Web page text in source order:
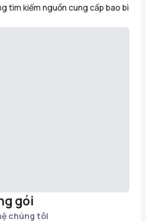
tìm kiếm nguồn cung cấp bao bì
gói
chúng tôi